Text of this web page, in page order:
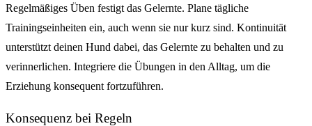
Regelmäßiges Üben festigt das Gelernte. Plane tägliche
Trainingseinheiten ein, auch wenn sie nur kurz sind. Kontinuität
unterstützt deinen Hund dabei, das Gelernte zu behalten und zu
verinnerlichen. Integriere die Übungen in den Alltag, um die
Erziehung konsequent fortzuführen.
Konsequenz bei Regeln